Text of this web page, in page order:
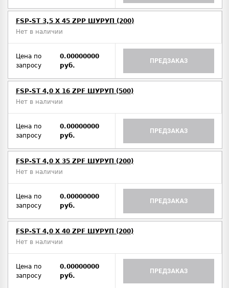
FSP-ST 3,5 X 45 ZPP ШУРУП (200)
Нет в наличии
Цена по
запросу
0.00000000
руб.
ПРЕДЗАКАЗ
FSP-ST 4,0 X 16 ZPF ШУРУП (500)
Нет в наличии
Цена по
запросу
0.00000000
руб.
ПРЕДЗАКАЗ
FSP-ST 4,0 X 35 ZPF ШУРУП (200)
Нет в наличии
Цена по
запросу
0.00000000
руб.
ПРЕДЗАКАЗ
FSP-ST 4,0 X 40 ZPF ШУРУП (200)
Нет в наличии
Цена по
запросу
0.00000000
руб.
ПРЕДЗАКАЗ